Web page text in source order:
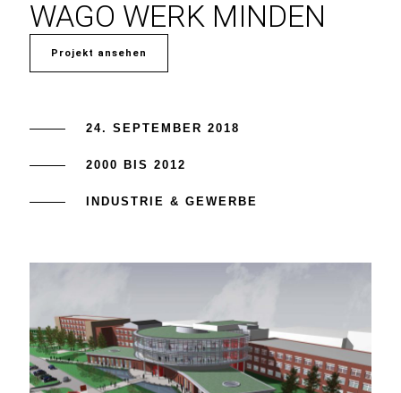
WAGO WERK MINDEN
Projekt ansehen
24. SEPTEMBER 2018
2000 BIS 2012
INDUSTRIE & GEWERBE